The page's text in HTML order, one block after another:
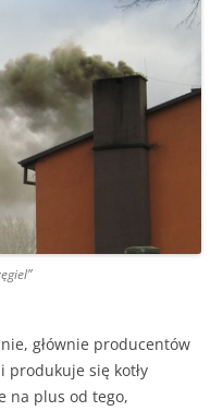
głównie producentów
produkuje się kotły
na plus od tego,